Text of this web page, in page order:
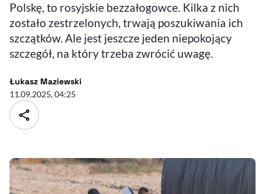
Deklaracja dostępności , otwiera się w nowym oknie
Zgłoś problem
, otwiera się w
Polskę, to rosyjskie bezzałogowce. Kilka z nich
zostało zestrzelonych, trwają poszukiwania ich
szczątków. Ale jest jeszcze jeden niepokojący
szczegół, na który trzeba zwrócić uwagę.
Łukasz Maziewski
11.09.2025, 04:25